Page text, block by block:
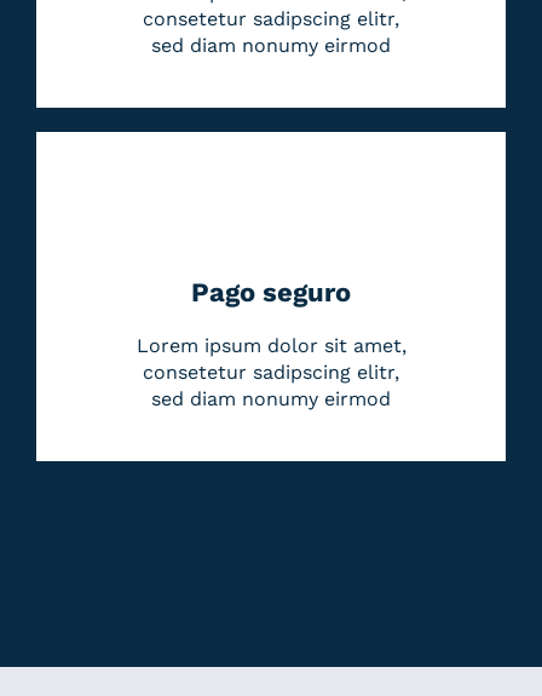
consetetur sadipscing elitr,
sed diam nonumy eirmod
Pago seguro
Lorem ipsum dolor sit amet,
consetetur sadipscing elitr,
sed diam nonumy eirmod